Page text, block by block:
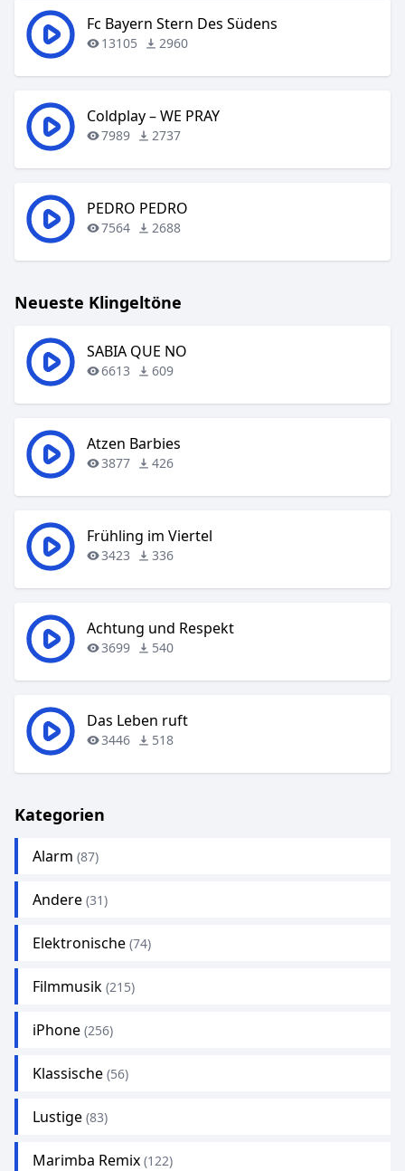
Fc Bayern Stern Des Südens
13105 2960
Coldplay – WE PRAY
7989 2737
PEDRO PEDRO
7564 2688
Neueste Klingeltöne
SABIA QUE NO
6613 609
Atzen Barbies
3877 426
Frühling im Viertel
3423 336
Achtung und Respekt
3699 540
Das Leben ruft
3446 518
Kategorien
Alarm (87)
Andere (31)
Elektronische (74)
Filmmusik (215)
iPhone (256)
Klassische (56)
Lustige (83)
Marimba Remix (122)